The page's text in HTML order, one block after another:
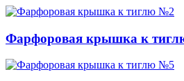
Фарфоровая крышка к